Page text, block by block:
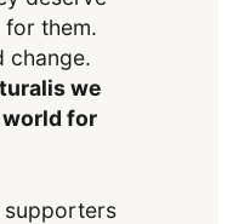
for them.
change.
we
for